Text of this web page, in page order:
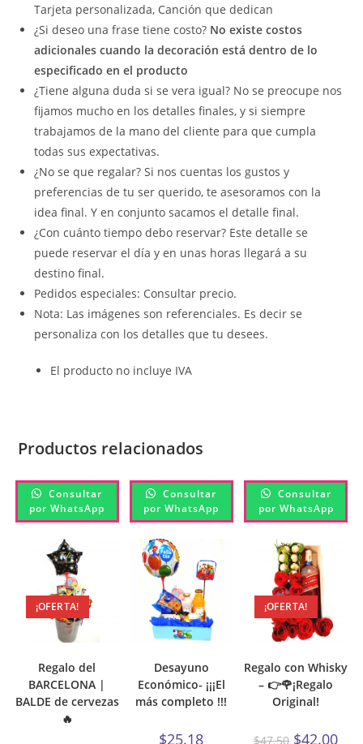
Tarjeta personalizada, Canción que dedican
¿Si deseo una frase tiene costo? No existe costos
adicionales cuando la decoración está dentro de lo
especificado en el producto
¿Tiene alguna duda si se vera igual? No se preocupe nos
fijamos mucho en los detalles finales, y si siempre
trabajamos de la mano del cliente para que cumpla
todas sus expectativas.
¿No se que regalar? Si nos cuentas los gustos y
preferencias de tu ser querido, te asesoramos con la
idea final. Y en conjunto sacamos el detalle final.
¿Con cuánto tiempo debo reservar? Este detalle se
puede reservar el día y en unas horas llegará a su
destino final.
Pedidos especiales: Consultar precio.
Nota: Las imágenes son referenciales. Es decir se
personaliza con los detalles que tu desees.
El producto no incluye IVA
Productos relacionados
Consultar
por WhatsApp
¡OFERTA!
Regalo del
BARCELONA |
BALDE de cervezas
🔥
Consultar
por WhatsApp
Desayuno
Económico- ¡¡¡El
más completo !!!
$25.18
Consultar
por WhatsApp
¡OFERTA!
Regalo con Whisky
– 👉🌹¡Regalo
Original!
$47.50 $42.00